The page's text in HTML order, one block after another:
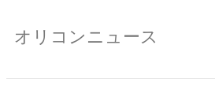
オリコンニュース